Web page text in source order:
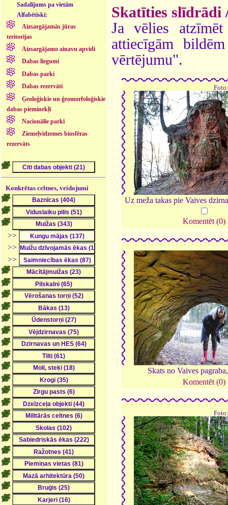
Sadalījums pa vietām
Alfabētiski:
Aizsargājamās jūras
teritorijas
Aizsargājamo ainavu apvidi
Dabas liegumi
Dabas parki
Dabas rezervāti
Ģeoloģiskie un ģeomorfoloģiskie
dabas pieminekļi
Nacionālie parki
Ziemeļvidzemes biosfēras
rezervāts
Konkrētas celtnes, veidojumi
>>
>>
>>
Skatīties slīdrādi
Ja vēlies
attiecīgām
vērtējumu".
Uz meža takas pie Vaives
Komentēt (0)
Skats no Vaives
Komentēt (0)